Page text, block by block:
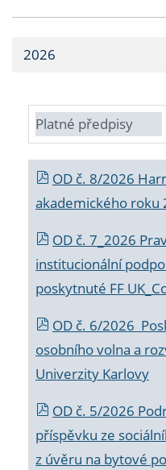
2026
Platné předpisy
OD č. 8/2026
akademického roku
OD č. 7_2026
institucionální
poskytnuté FF
OD č. 6/2026
osobního volna a
Univerzity Karlovy
OD č. 5/2026
příspěvku ze
z úvěru na bytové